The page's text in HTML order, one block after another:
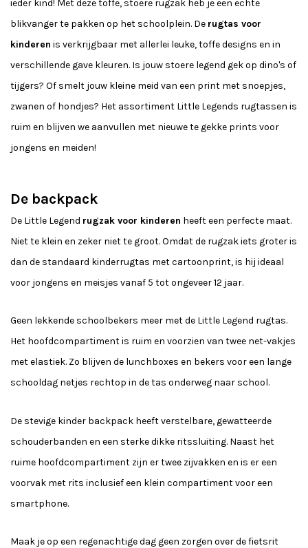
ieder kind! Met deze toffe, stoere rugzak heb je een echte
blikvanger te pakken op het schoolplein. De rugtas voor
kinderen is verkrijgbaar met allerlei leuke, toffe designs en in
verschillende gave kleuren. Is jouw stoere legend gek op dino's of
tijgers? Of smelt jouw kleine meid van een print met snoepjes,
zwanen of hondjes? Het assortiment Little Legends rugtassen is
ruim en blijven we aanvullen met nieuwe te gekke prints voor
jongens en meiden!
De backpack
De Little Legend rugzak voor kinderen heeft een perfecte maat.
Niet te klein en zeker niet te groot. Omdat de rugzak iets groter is
dan de standaard kinderrugtas met cartoonprint, is hij ideaal
voor jongens en meisjes vanaf 5 tot ongeveer 12 jaar.
Geen lekkende schoolbekers meer met de Little Legend rugtas.
Het hoofdcompartiment is ruim en voorzien van twee net-vakjes
met elastiek. Zo blijven de lunchboxes en bekers voor een lange
schooldag netjes rechtop in de tas onderweg naar school.
De stevige kinder backpack heeft verstelbare, gewatteerde
schouderbanden en een sterke dikke ritssluiting. Naast het
ruime hoofdcompartiment zijn er twee zijvakken en is er een
voorvak met rits inclusief een klein compartiment voor een
smartphone.
Maak je op een regenachtige dag geen zorgen over de fietsrit